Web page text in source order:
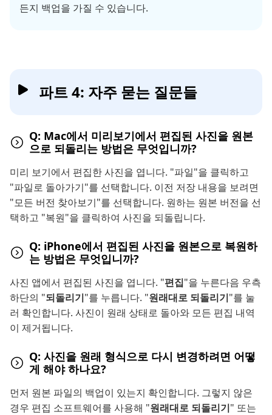
든지 백업을 가질 수 있습니다.
파트 4: 자주 묻는 질문들
Q: Mac에서 미리보기에서 편집된 사진을 원본
으로 되돌리는 방법은 무엇입니까?
미리 보기에서 편집한 사진을 엽니다. "파일"을 클릭하고
"파일로 돌아가기"를 선택합니다. 이전 저장 내용을 보려면
"모든 버전 찾아보기"를 선택합니다. 원하는 원본 버전을 선
택하고 "복원"을 클릭하여 사진을 되돌립니다.
Q: iPhone에서 편집된 사진을 원본으로 복원하
는 방법은 무엇입니까?
사진 앱에서 편집된 사진을 엽니다. "편집"을 누른다음 우측
하단의 "되돌리기"를 누릅니다. "원래대로 되돌리기"를 눌
러 확인합니다. 사진이 원래 상태로 돌아와 모든 편집 내역
이 제거됩니다.
Q: 사진을 원래 형식으로 다시 변경하려면 어떻
게 해야 하나요?
먼저 원본 파일의 백업이 있는지 확인합니다. 그렇지 않은
경우 편집 소프트웨어를 사용해 "원래대로 되돌리기" 또는